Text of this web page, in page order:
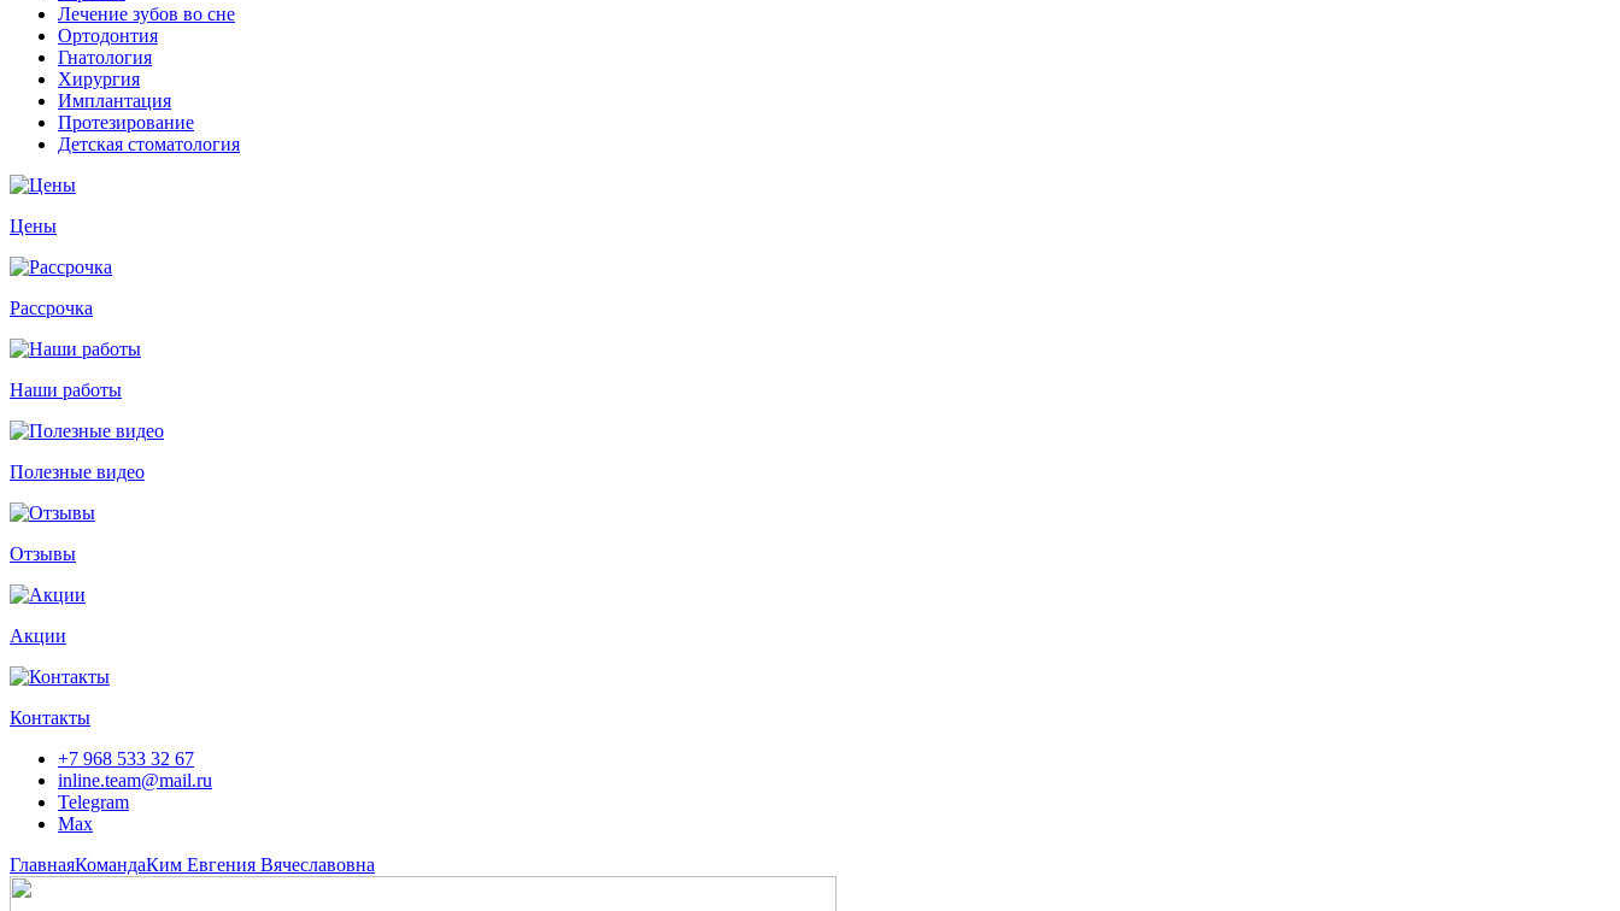
Лечение зубов во сне
Ортодонтия
Гнатология
Хирургия
Имплантация
Протезирование
Детская стоматология
Цены
Рассрочка
Наши работы
Полезные видео
Отзывы
Акции
Контакты
+7 968 533 32 67
inline.team@mail.ru
Telegram
Max
ГлавнаяКомандаКим Евгения Вячеславовна